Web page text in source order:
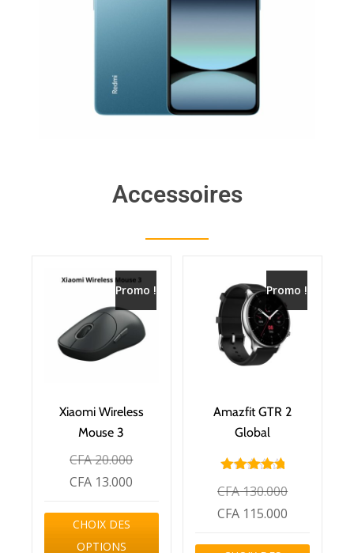
Accessoires
Promo !
Xiaomi Wireless
Mouse 3
CFA20.000
CFA 13.000
CHOIX DES
OPTIONS
Promo !
Amazfit GTR 2
Global
5.00
sur 5
CFA130.000
CFA 115.000